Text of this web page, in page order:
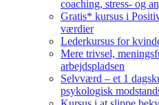
coaching, stress- og
Gratis* kursus i
værdier
Lederkursus for
Mere trivsel,
arbejdspladsen
Selvværd – et 1
psykologisk